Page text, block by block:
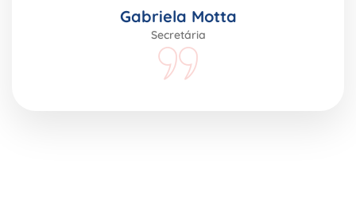
Gabriela Motta
Secretária